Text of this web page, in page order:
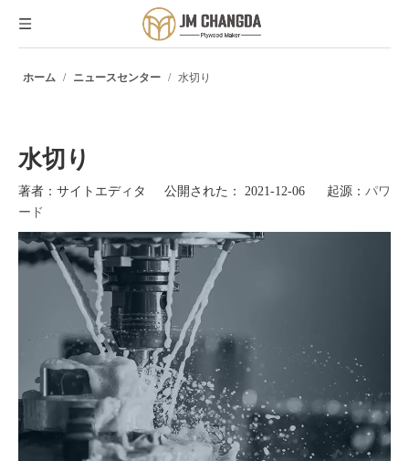
ホーム / ニュースセンター / 水切り
水切り
著者：サイトエディタ 公開された： 2021-12-06 起源： パワ
ード